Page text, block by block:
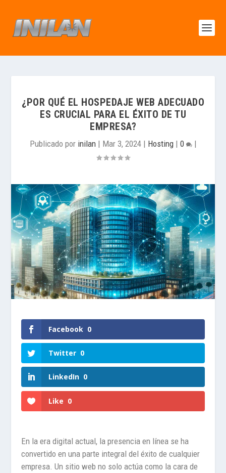
¿POR QUÉ EL HOSPEDAJE WEB ADECUADO
ES CRUCIAL PARA EL ÉXITO DE TU
EMPRESA?
Publicado por inilan| Mar 3, 2024| Hosting| 0 |
Facebook 0
Twitter 0
LinkedIn 0
Like 0
En la era digital actual, la presencia en línea se ha
convertido en una parte integral del éxito de cualquier
empresa. Un sitio web no solo actúa como la cara de